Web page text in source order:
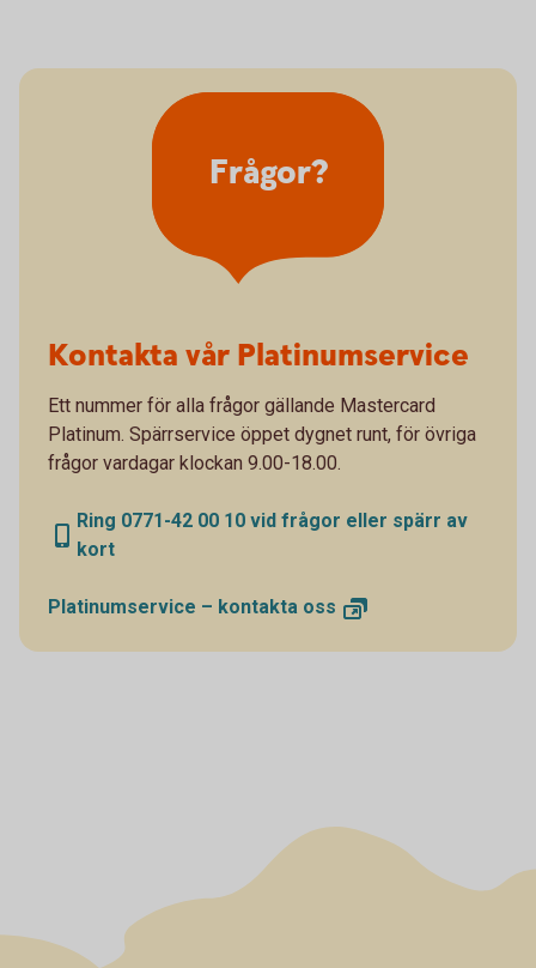
Frågor?
Kontakta vår Platinumservice
Ett nummer för alla frågor gällande Mastercard
Platinum. Spärrservice öppet dygnet runt, för övriga
frågor vardagar klockan 9.00-18.00.
Ring 0771-42 00 10 vid frågor eller spärr av
kort
Platinumservice – kontakta oss